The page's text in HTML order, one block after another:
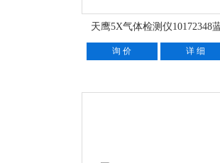
天鹰5X气体检测仪10172348
询 价 详 细